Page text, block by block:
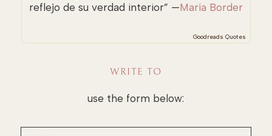
reflejo de su verdad interior” —María Border
Goodreads Quotes
WRITE TO
use the form below: